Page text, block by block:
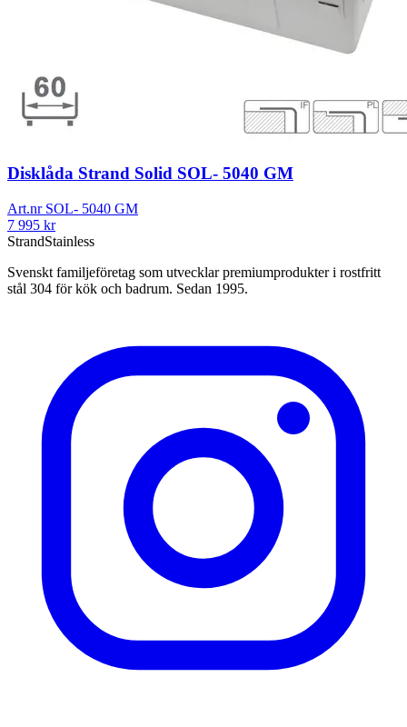
Disklåda Strand Solid SOL- 5040 GM
Art.nr SOL- 5040 GM
7 995 kr
StrandStainless
Svenskt familjeföretag som utvecklar premiumprodukter i rostfritt
stål 304 för kök och badrum. Sedan 1995.